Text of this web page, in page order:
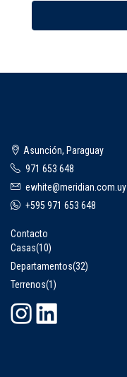
Asunción, Paraguay
971 653 648
ewhite@meridian.com.uy
+595 971 653 648
Contacto
Casas(10)
Departamentos(32)
Terrenos(1)